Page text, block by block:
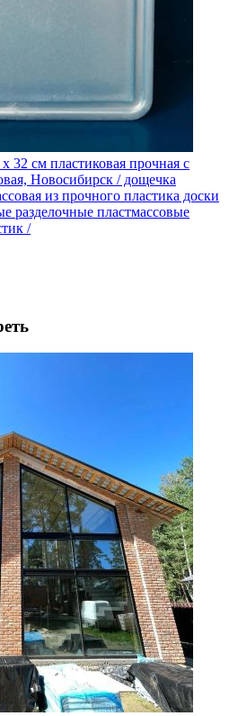
32 см пластиковая прочная с
Новосибирск / дощечка
из прочного пластика доски
разделочные пластмассовые
/